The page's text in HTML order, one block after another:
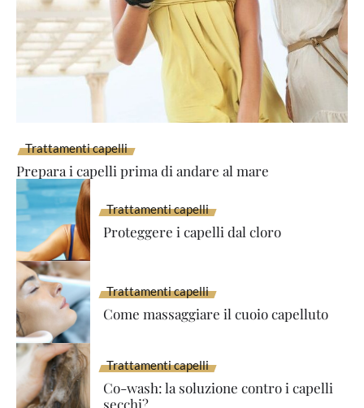
Trattamenti capelli
Prepara i capelli prima di andare al mare
Trattamenti capelli
Proteggere i capelli dal cloro
Trattamenti capelli
Come massaggiare il cuoio capelluto
Trattamenti capelli
Co-wash: la soluzione contro i capelli
secchi?